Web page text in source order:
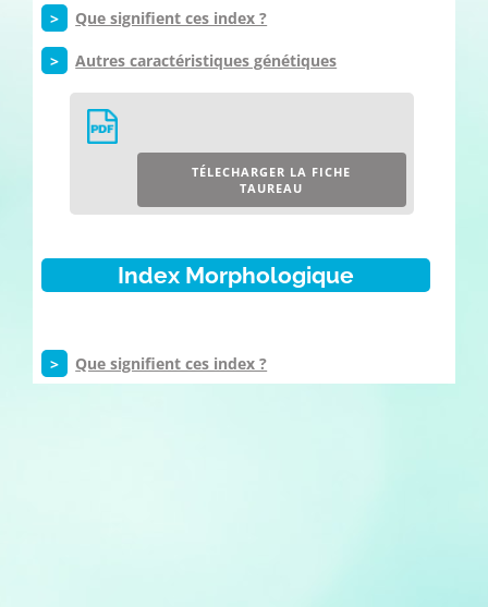
> Que signifient ces index ?
> Autres caractéristiques génétiques
TÉLECHARGER LA FICHE
TAUREAU
Index Morphologique
> Que signifient ces index ?